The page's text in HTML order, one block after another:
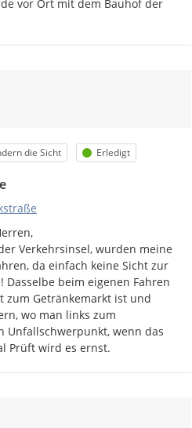
vor Ort mit dem Bauhof der
die Sicht Status
Erledigt
Verkehrsinsel, wurden meine
da einfach keine Sicht zur
Dasselbe beim eigenen Fahren
zum Getränkemarkt ist und
wo man links zum
Unfallschwerpunkt, wenn das
Prüft wird es ernst.